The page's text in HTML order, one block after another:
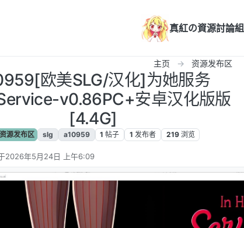
真紅の資源討論組
主页 资源发布区
欧美SLG/汉化]为她服务
v0.86PC+安卓汉化版版
[4.4G]
资源发布区 slg a10959 1 帖子 1 发布者 219 浏览
2026年5月24日 上午6:09
由 编辑